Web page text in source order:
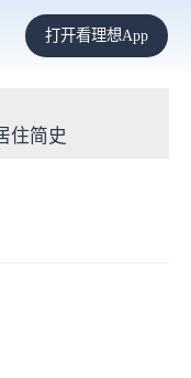
打开看理想App
住简史